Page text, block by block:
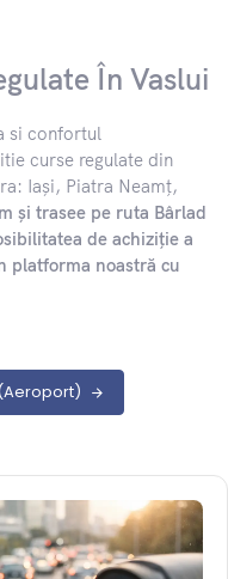
În Vaslui
si confortul
curse regulate din
Iași, Piatra Neamț,
și trasee pe ruta Bârlad
de achiziție a
platforma noastră cu